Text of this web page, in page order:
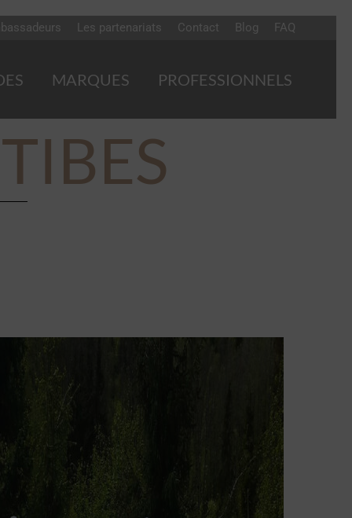
Les partenariats Contact Blog FAQ
MARQUES PROFESSIONNELS